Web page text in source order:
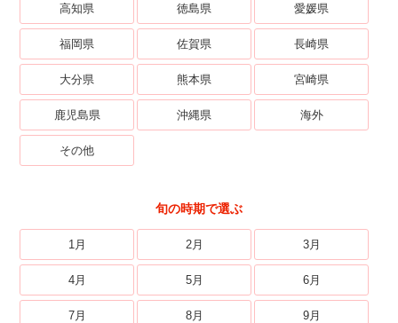
高知県 徳島県 愛媛県
福岡県 佐賀県 長崎県
大分県 熊本県 宮崎県
鹿児島県 沖縄県 海外
その他
旬の時期で選ぶ
1月 2月 3月
4月 5月 6月
7月 8月 9月